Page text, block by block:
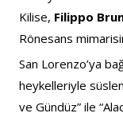
Kilise, Filippo
Rönesans
San Lorenzo’ya
heykelleriyle
ve Gündüz” ile